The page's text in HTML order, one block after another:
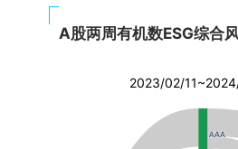
A股两周有机数ESG综合
2023/02/